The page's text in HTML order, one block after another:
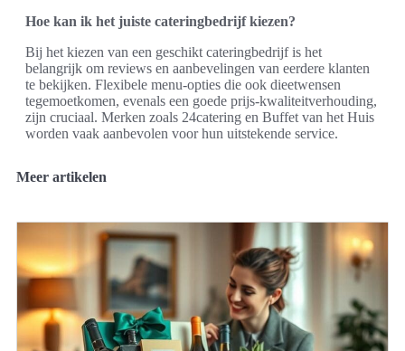
Hoe kan ik het juiste cateringbedrijf kiezen?
Bij het kiezen van een geschikt cateringbedrijf is het
belangrijk om reviews en aanbevelingen van eerdere klanten
te bekijken. Flexibele menu-opties die ook dieetwensen
tegemoetkomen, evenals een goede prijs-kwaliteitverhouding,
zijn cruciaal. Merken zoals 24catering en Buffet van het Huis
worden vaak aanbevolen voor hun uitstekende service.
Meer artikelen